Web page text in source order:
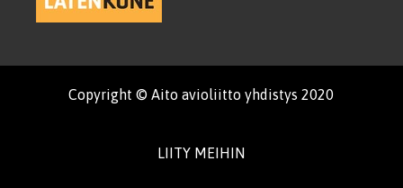
Copyright © Aito avioliitto yhdistys 2020
LIITY MEIHIN